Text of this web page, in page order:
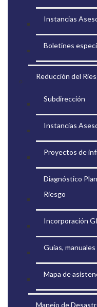
Instancias
Boletines
Reducción del
Subdirección
Instancias
Proyectos de
Diagnóstico
Riesgo
Incorporación
Guías,
Mapa de
Manejo de